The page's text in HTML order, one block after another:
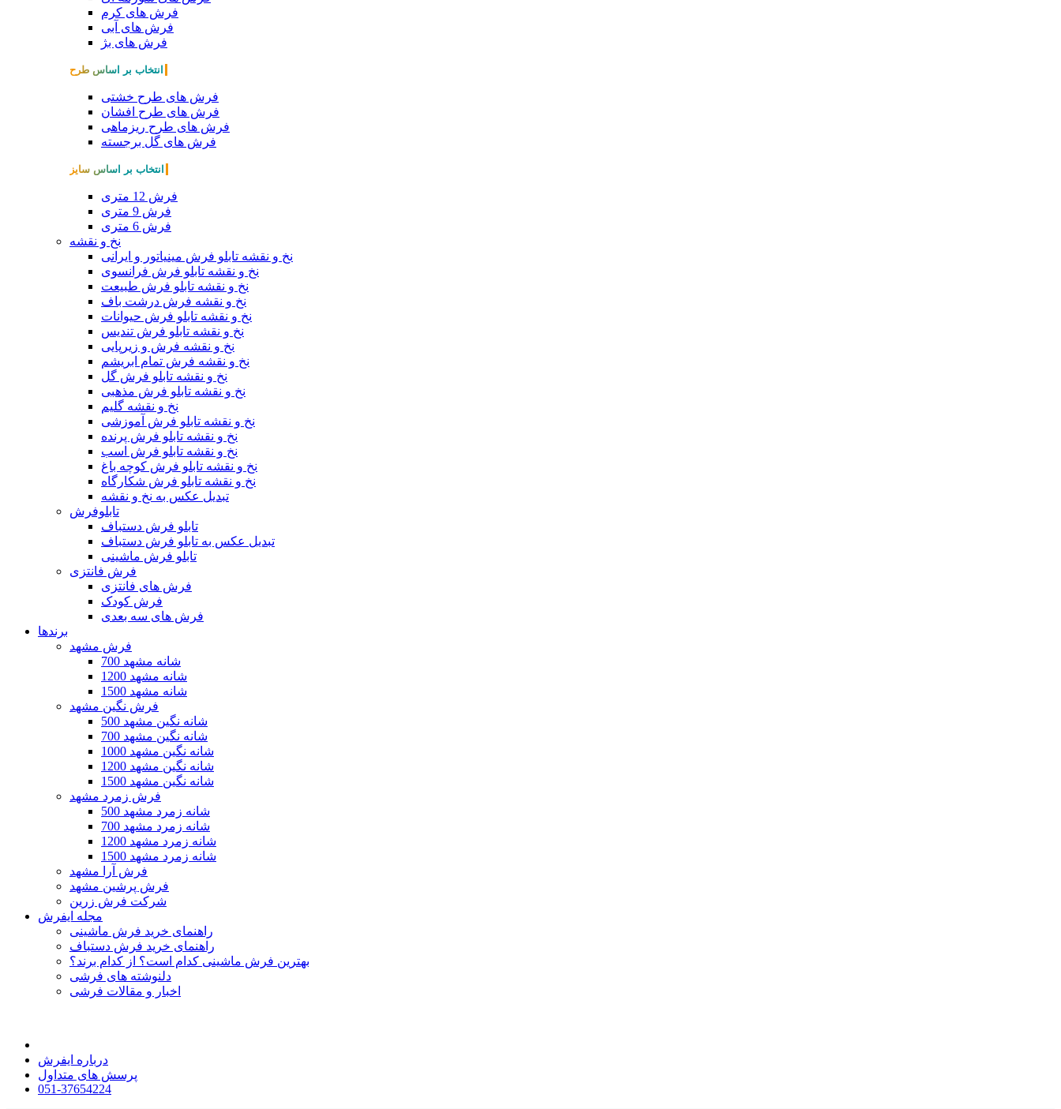
فرش های کرم
فرش های آبی
فرش های بژ
انتخاب بر اساس طرح
فرش های طرح خشتی
فرش های طرح افشان
فرش های طرح ریزماهی
فرش های گل برجسته
انتخاب بر اساس سایز
فرش 12 متری
فرش 9 متری
فرش 6 متری
نخ و نقشه
نخ و نقشه تابلو فرش مینیاتور و ایرانی
نخ و نقشه تابلو فرش فرانسوی
نخ و نقشه تابلو فرش طبیعت
نخ و نقشه فرش درشت باف
نخ و نقشه تابلو فرش حیوانات
نخ و نقشه تابلو فرش تندیس
نخ و نقشه فرش و زیرپایی
نخ و نقشه فرش تمام ابریشم
نخ و نقشه تابلو فرش گل
نخ و نقشه تابلو فرش مذهبی
نخ و نقشه گلیم
نخ و نقشه تابلو فرش آموزشی
نخ و نقشه تابلو فرش پرنده
نخ و نقشه تابلو فرش اسب
نخ و نقشه تابلو فرش کوچه باغ
نخ و نقشه تابلو فرش شکارگاه
تبدیل عکس به نخ و نقشه
تابلوفرش
تابلو فرش دستباف
تبدیل عکس به تابلو فرش دستباف
تابلو فرش ماشینی
فرش فانتزی
فرش های فانتزی
فرش کودک
فرش های سه بعدی
برندها
فرش مشهد
700 شانه مشهد
1200 شانه مشهد
1500 شانه مشهد
فرش نگین مشهد
500 شانه نگین مشهد
700 شانه نگین مشهد
1000 شانه نگین مشهد
1200 شانه نگین مشهد
1500 شانه نگین مشهد
فرش زمرد مشهد
500 شانه زمرد مشهد
700 شانه زمرد مشهد
1200 شانه زمرد مشهد
1500 شانه زمرد مشهد
فرش آرا مشهد
فرش پرشین مشهد
شرکت فرش زرین
مجله ایفرش
راهنمای خرید فرش ماشینی
راهنمای خرید فرش دستباف
بهترین فرش ماشینی کدام است؟ از کدام برند؟
دلنوشته های فرشی
اخبار و مقالات فرشی
درباره ایفرش
پرسش های متداول
051-37654224